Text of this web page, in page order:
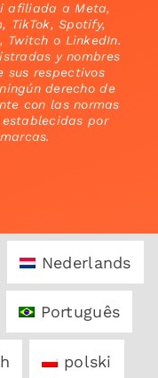
afiliada a Meta,
TikTok, Spotify,
Twitch o LinkedIn.
y nombres
sus respectivos
derecho de
con las normas
por
Nederlands
Português
polski